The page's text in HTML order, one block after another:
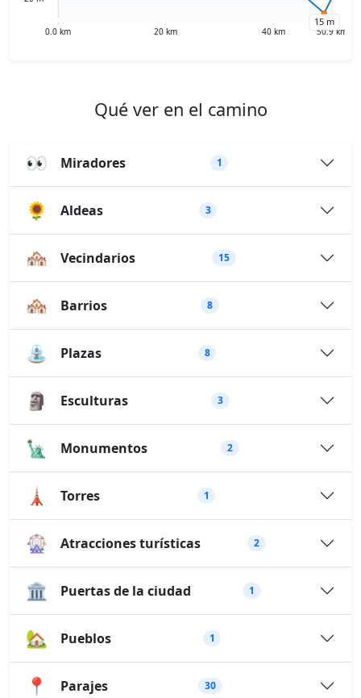
Qué ver en el camino
👀 Miradores 1
🌻 Aldeas 3
🏘️ Vecindarios 15
🏘️ Barrios 8
⛲ Plazas 8
🗿 Esculturas 3
🗽 Monumentos 2
🗼 Torres 1
🎡 Atracciones turísticas 2
🏛️ Puertas de la ciudad 1
🏡 Pueblos 1
📍 Parajes 30